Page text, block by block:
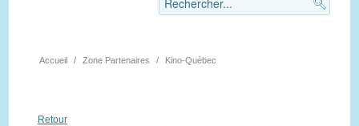
Accueil / Zone Partenaires / Kino-Québec
Retour